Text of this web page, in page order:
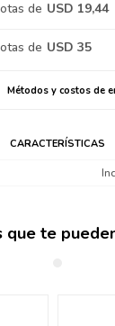
de USD 19,44
de USD 35
Métodos y costos de
CARACTERÍSTICAS
que te